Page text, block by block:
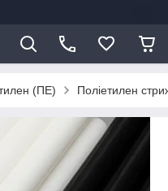
(ПЕ) Поліетилен